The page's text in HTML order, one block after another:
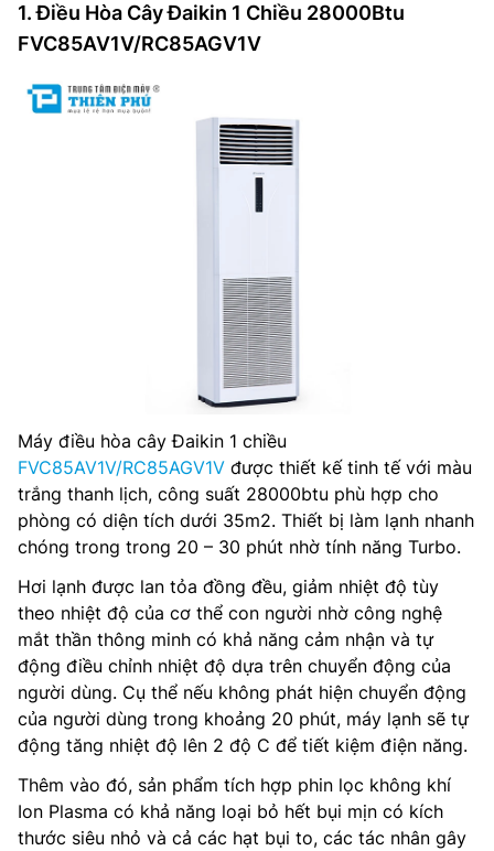
1. Điều Hòa Cây Đaikin 1 Chiều 28000Btu
FVC85AV1V/RC85AGV1V
Máy điều hòa cây Đaikin 1 chiều
FVC85AV1V/RC85AGV1V được thiết kế tinh tế với màu
trắng thanh lịch, công suất 28000btu phù hợp cho
phòng có diện tích dưới 35m2. Thiết bị làm lạnh nhanh
chóng trong trong 20 – 30 phút nhờ tính năng Turbo.
Hơi lạnh được lan tỏa đồng đều, giảm nhiệt độ tùy
theo nhiệt độ của cơ thể con người nhờ công nghệ
mắt thần thông minh có khả năng cảm nhận và tự
động điều chỉnh nhiệt độ dựa trên chuyển động của
người dùng. Cụ thể nếu không phát hiện chuyển động
của người dùng trong khoảng 20 phút, máy lạnh sẽ tự
động tăng nhiệt độ lên 2 độ C để tiết kiệm điện năng.
Thêm vào đó, sản phẩm tích hợp phin lọc không khí
Ion Plasma có khả năng loại bỏ hết bụi mịn có kích
thước siêu nhỏ và cả các hạt bụi to, các tác nhân gây